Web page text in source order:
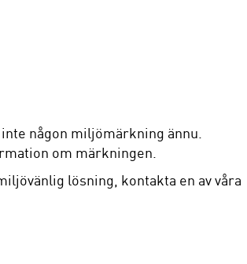
någon miljömärkning ännu.
om märkningen.
lösning, kontakta en av våra